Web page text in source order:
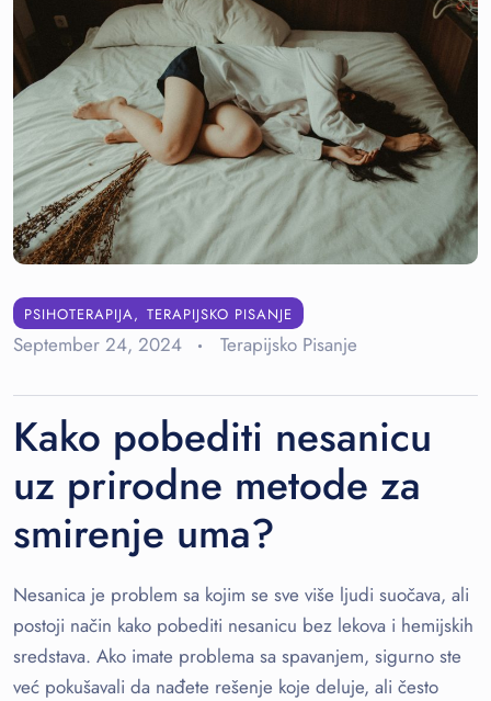
PSIHOTERAPIJA TERAPIJSKO PISANJE
September 24, 2024 Terapijsko Pisanje
Kako pobediti nesanicu
uz prirodne metode za
smirenje uma?
Nesanica je problem sa kojim se sve više ljudi suočava, ali
postoji način kako pobediti nesanicu bez lekova i hemijskih
sredstava. Ako imate problema sa spavanjem, sigurno ste
već pokušavali da nađete rešenje koje deluje, ali često